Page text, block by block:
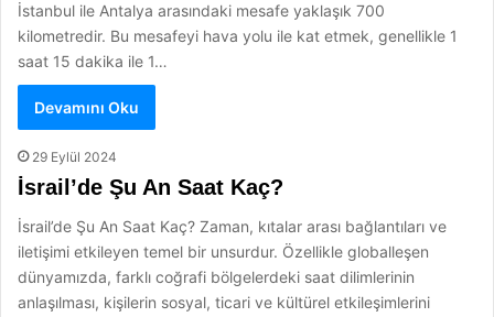
İstanbul ile Antalya arasındaki mesafe yaklaşık 700
kilometredir. Bu mesafeyi hava yolu ile kat etmek, genellikle 1
saat 15 dakika ile 1…
Devamını Oku
29 Eylül 2024
İsrail’de Şu An Saat Kaç?
İsrail’de Şu An Saat Kaç? Zaman, kıtalar arası bağlantıları ve
iletişimi etkileyen temel bir unsurdur. Özellikle globalleşen
dünyamızda, farklı coğrafi bölgelerdeki saat dilimlerinin
anlaşılması, kişilerin sosyal, ticari ve kültürel etkileşimlerini